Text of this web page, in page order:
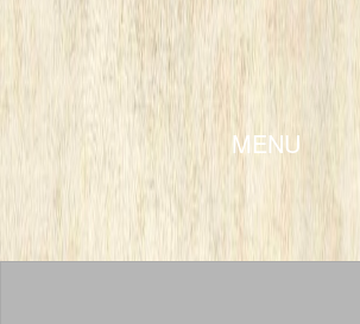
MENU
SKIP TO CONTENT